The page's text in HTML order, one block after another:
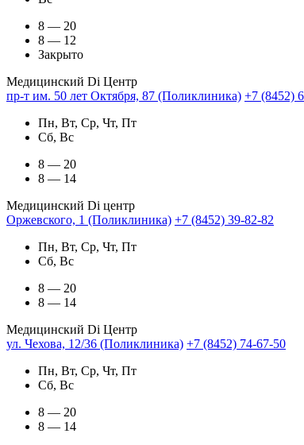
8 — 20
8 — 12
Закрыто
Медицинский Di Центр
пр-т им. 50 лет Октября, 87 (Поликлиника) +7 (8452)
Пн, Вт, Ср, Чт, Пт
Сб, Вс
8 — 20
8 — 14
Медицинский Di центр
Оржевского, 1 (Поликлиника) +7 (8452) 39-82-82
Пн, Вт, Ср, Чт, Пт
Сб, Вс
8 — 20
8 — 14
Медицинский Di Центр
ул. Чехова, 12/36 (Поликлиника) +7 (8452) 74-67-50
Пн, Вт, Ср, Чт, Пт
Сб, Вс
8 — 20
8 — 14